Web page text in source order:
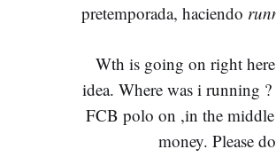
pretemporada, haciendo
Wth is going on right
idea. Where was i running
FCB polo on ,in the middle
money. Please